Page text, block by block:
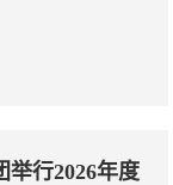
举行2026年度